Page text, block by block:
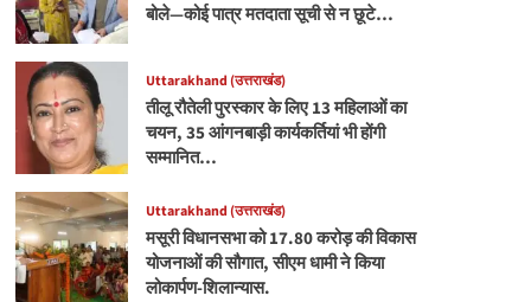
बोले—कोई पात्र मतदाता सूची से न छूटे…
Uttarakhand (उत्तराखंड)
तीलू रौतेली पुरस्कार के लिए 13 महिलाओं का
चयन, 35 आंगनबाड़ी कार्यकर्तियां भी होंगी
सम्मानित…
Uttarakhand (उत्तराखंड)
मसूरी विधानसभा को 17.80 करोड़ की विकास
योजनाओं की सौगात, सीएम धामी ने किया
लोकार्पण-शिलान्यास.